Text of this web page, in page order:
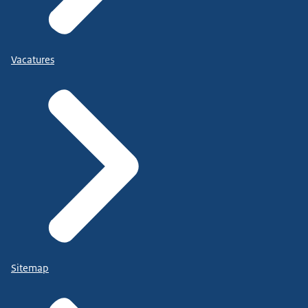
Vacatures
Sitemap